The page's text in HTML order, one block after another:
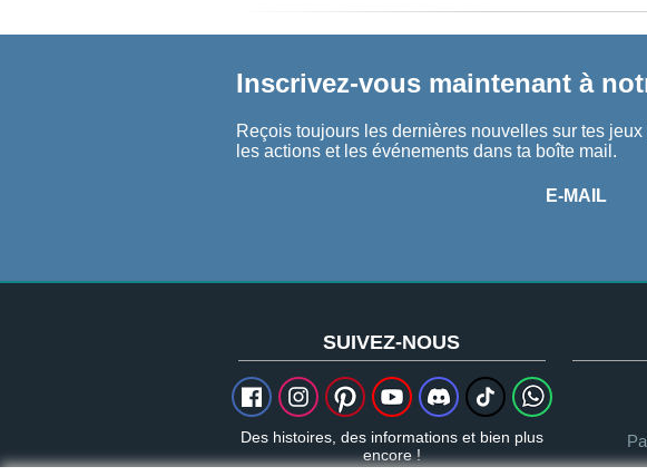
Inscrivez-vous maintenant à
Reçois toujours les dernières nouvelles sur tes
les actions et les événements dans ta boîte mail.
E-MAIL
SUIVEZ-NOUS
Des histoires, des informations et bien plus
encore !